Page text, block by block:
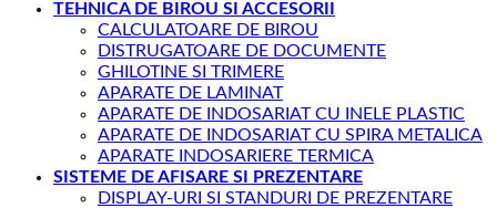
TEHNICA DE BIROU SI ACCESORII
CALCULATOARE DE BIROU
DISTRUGATOARE DE DOCUMENTE
GHILOTINE SI TRIMERE
APARATE DE LAMINAT
APARATE DE INDOSARIAT CU INELE PLASTIC
APARATE DE INDOSARIAT CU SPIRA METALICA
APARATE INDOSARIERE TERMICA
SISTEME DE AFISARE SI PREZENTARE
DISPLAY-URI SI STANDURI DE PREZENTARE